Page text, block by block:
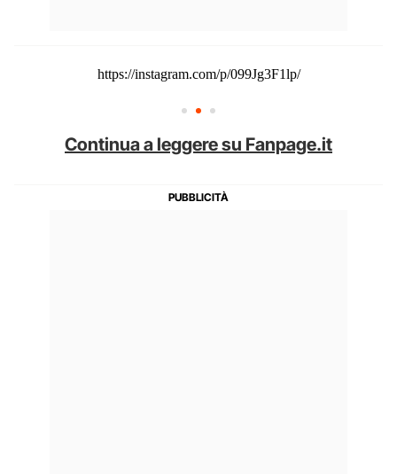
https://instagram.com/p/099Jg3F1lp/
Continua a leggere su Fanpage.it